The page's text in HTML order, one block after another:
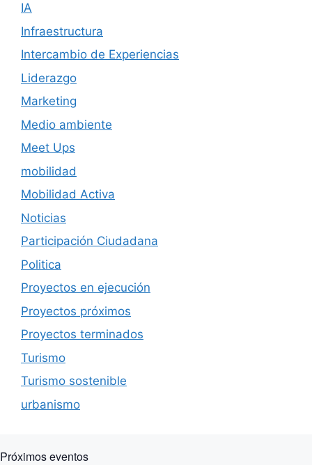
IA
Infraestructura
Intercambio de Experiencias
Liderazgo
Marketing
Medio ambiente
Meet Ups
mobilidad
Mobilidad Activa
Noticias
Participación Ciudadana
Politica
Proyectos en ejecución
Proyectos próximos
Proyectos terminados
Turismo
Turismo sostenible
urbanismo
Próximos eventos